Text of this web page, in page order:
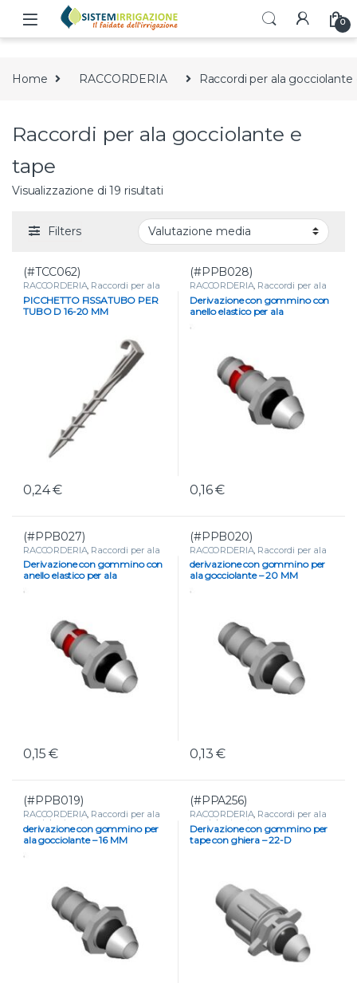
Skip to navigation
Skip to content
0
Home RACCORDERIA Raccordi per ala gocciolante
Raccordi per ala gocciolante e
tape
Visualizzazione di 19 risultatiValutazione media
Filters
(#TCC062)
RACCORDERIA, Raccordi per ala
gocciolante e tape
PICCHETTO FISSATUBO PER
TUBO D 16-20 MM
0,24€
(#PPB028)
RACCORDERIA, Raccordi per ala
gocciolante e tape
Derivazione con gommino con
anello elastico per ala
0,16€
(#PPB027)
RACCORDERIA, Raccordi per ala
gocciolante e tape
Derivazione con gommino con
anello elastico per ala
0,15€
(#PPB020)
RACCORDERIA, Raccordi per ala
gocciolante e tape
derivazione con gommino per
ala gocciolante – 20 MM
0,13€
(#PPB019)
RACCORDERIA, Raccordi per ala
gocciolante e tape
derivazione con gommino per
ala gocciolante – 16 MM
(#PPA256)
RACCORDERIA, Raccordi per ala
gocciolante e tape
Derivazione con gommino per
tape con ghiera – 22-D